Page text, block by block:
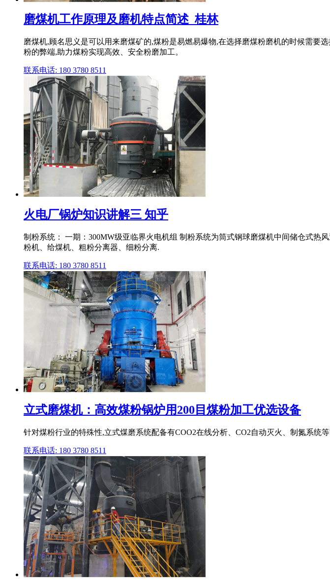
磨煤机工作原理及磨机特点简述_桂林
磨煤机,顾名思义是可以用来磨煤矿的,煤粉是易燃易爆物,在选择磨煤粉磨机的时候需要
粉的弊端,助力煤粉实现高效、安全粉磨加工。
联系电话: 180 3780 8511
火电厂锅炉知识讲解三 知乎
制粉系统： 一期：300MW级亚临界火电机组 制粉系统为筒式钢球磨煤机中间储仓式
粉机、给煤机、粗粉分离器、细粉分离.
联系电话: 180 3780 8511
立式磨煤机：高效煤粉锅炉用200目煤粉加工优选设备
针对煤粉行业的特殊性,立式煤磨系统配备有COO2在线分析、CO2自动灭火、制氮系
联系电话: 180 3780 8511